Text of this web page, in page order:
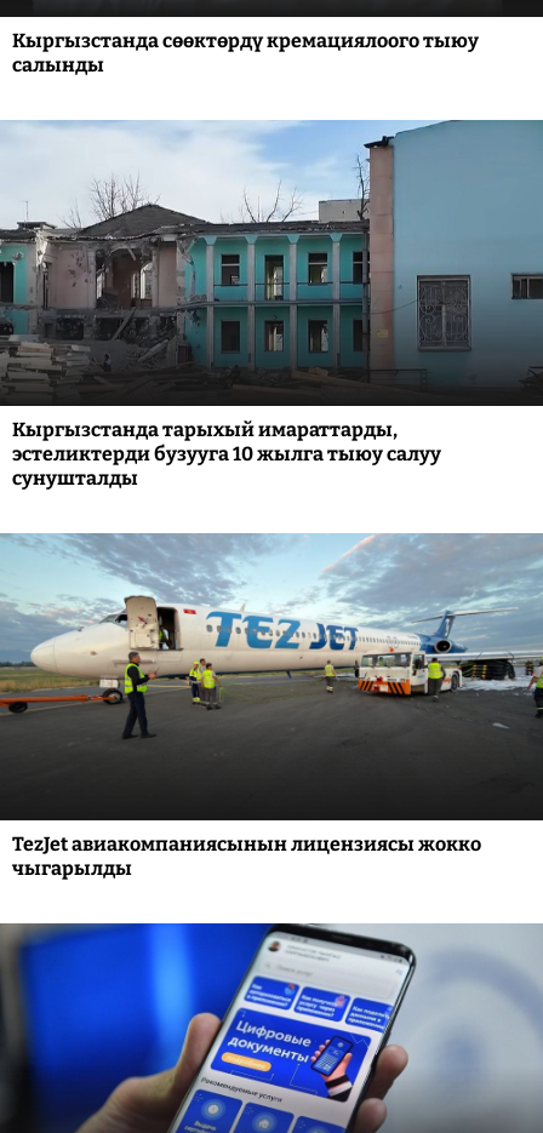
Кыргызстанда сөөктөрдү кремациялоого тыюу
салынды
Кыргызстанда тарыхый имараттарды,
эстеликтерди бузууга 10 жылга тыюу салуу
сунушталды
TezJet авиакомпаниясынын лицензиясы жокко
чыгарылды